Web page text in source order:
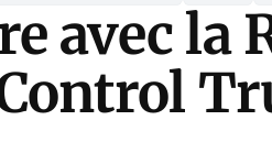
avec la